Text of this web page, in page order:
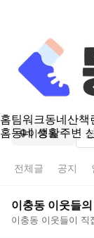
홈팀워크동네산책
홈동네 생활주변
이충동
전체글 공지
이충동 이웃들의
이충동 이웃들이 직